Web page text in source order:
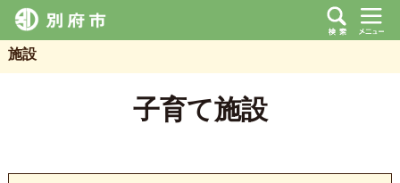
施設
子育て施設